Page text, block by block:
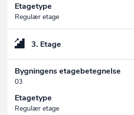
Etagetype
Regulær etage
3. Etage
Bygningens etagebetegnelse
03
Etagetype
Regulær etage